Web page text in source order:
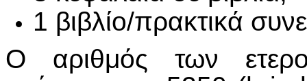
1 βιβλίο/πρακτικά
Ο αριθμός των